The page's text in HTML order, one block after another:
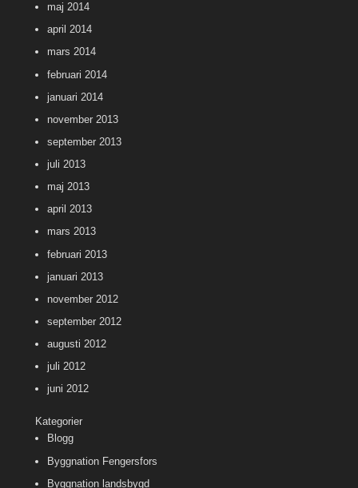
maj 2014
april 2014
mars 2014
februari 2014
januari 2014
november 2013
september 2013
juli 2013
maj 2013
april 2013
mars 2013
februari 2013
januari 2013
november 2012
september 2012
augusti 2012
juli 2012
juni 2012
Kategorier
Blogg
Byggnation Fengersfors
Byggnation landsbygd